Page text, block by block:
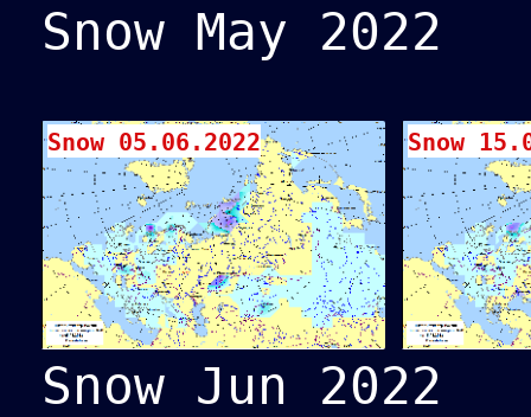
Snow May 2022
Snow 05.06.2022 Snow
Snow Jun 2022